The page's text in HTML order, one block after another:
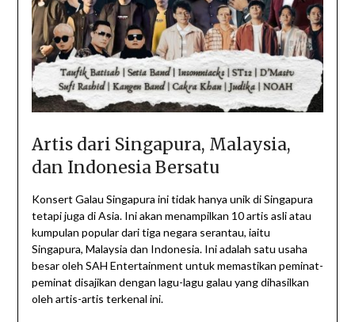
Artis dari Singapura, Malaysia,
dan Indonesia Bersatu
Konsert Galau Singapura ini tidak hanya unik di Singapura
tetapi juga di Asia. Ini akan menampilkan 10 artis asli atau
kumpulan popular dari tiga negara serantau, iaitu
Singapura, Malaysia dan Indonesia. Ini adalah satu usaha
besar oleh SAH Entertainment untuk memastikan peminat-
peminat disajikan dengan lagu-lagu galau yang dihasilkan
oleh artis-artis terkenal ini.